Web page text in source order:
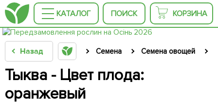
КАТАЛОГ ПОИСК КОРЗИНА
Назад Семена Семена овощей
Тыква - Цвет плода:
оранжевый